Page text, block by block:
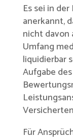
Es sei in
anerkannt,
nicht davon
Umfang
liquidierbar
Aufgabe
Für